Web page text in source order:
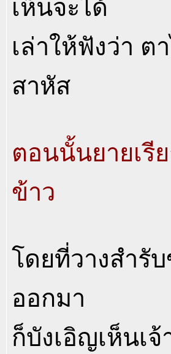
เห็นจะได้
เล่าให้ฟังว่า ต
สาหัส
ตอนนั้นยายเรี
ข้าว
โดยที่วางสำรั
ออกมา
ก็บังเอิญเห็นเ